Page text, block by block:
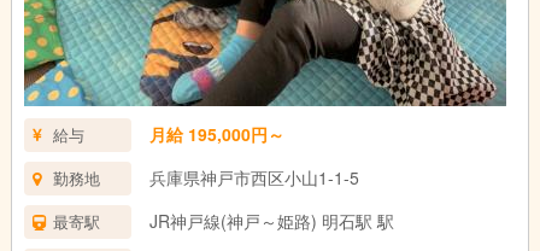
給与 月給 195,000円～
勤務地 兵庫県神戸市西区小山1-1-5
最寄駅 JR神戸線(神戸～姫路) 明石駅 駅